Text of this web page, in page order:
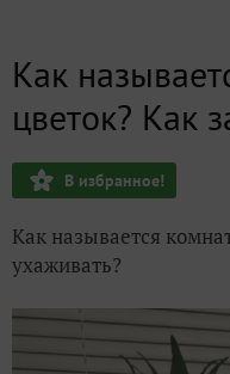
Как
цветок? Как
В избранное!
Как называется
ухаживать?